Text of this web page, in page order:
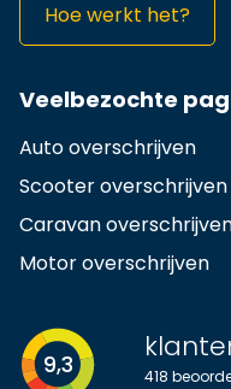
Hoe werkt het?
Veelbezochte
Auto overschrijven
Scooter overschrijven
Caravan
Motor overschrijven
9,3 418